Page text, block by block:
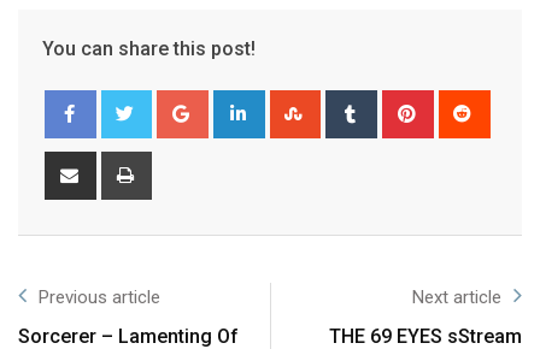
You can share this post!
Previous article
Sorcerer – Lamenting Of
Next article
THE 69 EYES sStream